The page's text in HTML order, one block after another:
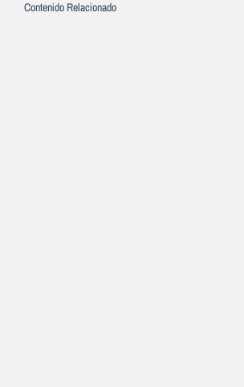
Contenido Relacionado